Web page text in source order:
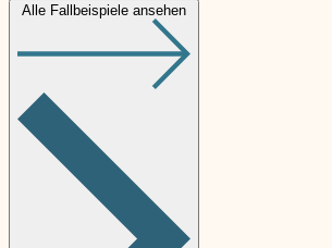
Alle Fallbeispiele ansehen